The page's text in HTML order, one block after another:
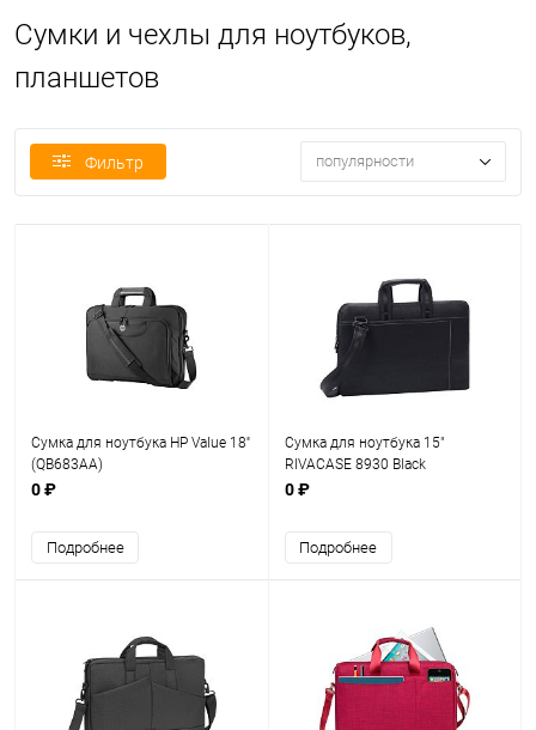
Сумки и чехлы для ноутбуков,
планшетов
Фильтр популярности
Сумка для ноутбука HP Value 18''
(QB683AA)
0 ₽
Подробнее
Сумка для ноутбука 15"
RIVACASE 8930 Black
0 ₽
Подробнее